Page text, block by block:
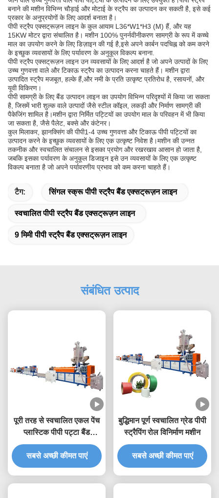
बनाने की मशीन विभिन्न चौड़ाई और मोटाई के स्ट्रैप का उत्पादन कर सकती है, इसे कई
प्रकार के अनुप्रयोगों के लिए आदर्श बनाता है।
पीपी स्ट्रैप एक्सट्रूज़न लाइन के कुल आयाम L36*W1*H3 (M) हैं, और यह
15KW मोटर द्वारा संचालित है। मशीन 100% पुनर्नवीनीकरण सामग्री के रूप में कच्चे
माल का उपयोग करने के लिए डिज़ाइन की गई है,इसे अपने कार्बन पदचिह्न को कम करने
के इच्छुक व्यवसायों के लिए पर्यावरण के अनुकूल विकल्प बनाना.
पीपी स्ट्रैप एक्सट्रूज़न लाइन उन व्यवसायों के लिए आदर्श है जो अपने उत्पादों के लिए
उच्च गुणवत्ता वाले और टिकाऊ स्ट्रैप का उत्पादन करना चाहते हैं। मशीन द्वारा
उत्पादित स्ट्रैप मजबूत, हल्के हैं,और नमी के प्रति उत्कृष्ट प्रतिरोध है, रसायनों, और
यूवी विकिरण।
पीपी सामग्री के लिए बैंड उत्पादन लाइन का उपयोग विभिन्न परिदृश्यों में किया जा सकता
है, जिसमें भारी शुल्क वाले उत्पादों जैसे स्टील कॉइल, लकड़ी और निर्माण सामग्री की
पैकेजिंग शामिल है।मशीन द्वारा निर्मित पट्टियों का उपयोग माल के परिवहन में भी किया
जा सकता है, जैसे पैलेट, बक्से और कंटेनर।
कुल मिलाकर, झानक्सिंग की पीपी1-4 उच्च गुणवत्ता और टिकाऊ पीपी पट्टियों का
उत्पादन करने के इच्छुक व्यवसायों के लिए एक उत्कृष्ट निवेश है।मशीन की उन्नत
तकनीक और स्वचालित संचालन से इसका प्रयोग और रखरखाव आसान हो जाता है,
जबकि इसका पर्यावरण के अनुकूल डिजाइन इसे उन व्यवसायों के लिए एक उत्कृष्ट
विकल्प बनाता है जो अपने पर्यावरणीय प्रभाव को कम करना चाहते हैं।
टैग: सिंगल स्क्रू पीपी स्ट्रैप बैंड एक्सट्रूज़न लाइन
स्वचालित पीपी स्ट्रैप बैंड एक्सट्रूज़न लाइन
9 मिमी पीपी स्ट्रैप बैंड एक्सट्रूज़न लाइन
संबंधित उत्पाद
पूरी तरह से स्वचालित एकल पेंच
प्लास्टिक पीपी पट्टा बैंड
एक्सट्रूज़न लाइन
सबसे अच्छी कीमत पाएं
बुद्धिमान पूर्ण स्वचालित ग्रेड पीपी
स्ट्रैपिंग रोल विनिर्माण मशीन
सबसे अच्छी कीमत पाएं